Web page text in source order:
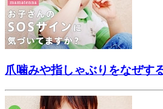
爪噛みや指しゃぶりをなぜす